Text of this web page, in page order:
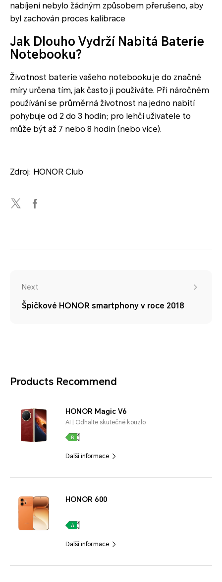
nabíjení nebylo žádným způsobem přerušeno, aby
byl zachován proces kalibrace
Jak Dlouho Vydrží Nabitá Baterie
Notebooku?
Životnost baterie vašeho notebooku je do značné
míry určena tím, jak často ji používáte. Při náročném
používání se průměrná životnost na jedno nabití
pohybuje od 2 do 3 hodin; pro lehčí uživatele to
může být až 7 nebo 8 hodin (nebo více).
Zdroj: HONOR Club
Next
Špičkové HONOR smartphony v roce 2018
Products Recommend
HONOR Magic V6
AI | Odhalte skutečné kouzlo
Další informace
HONOR 600
Další informace